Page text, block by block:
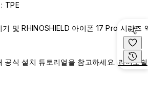
TPE
및 RHINOSHIELD 아이폰 17 Pro 시리즈
공식 설치 튜토리얼을 참고하세요. 라이노쉴